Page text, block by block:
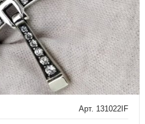
Арт. 131022IF